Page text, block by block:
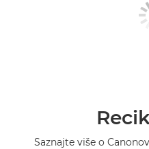
Saznajte više o